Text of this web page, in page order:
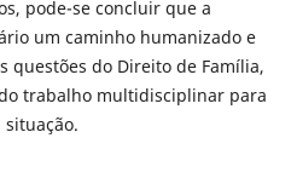
pode-se concluir que a
um caminho humanizado e
questões do Direito de Família,
trabalho multidisciplinar para